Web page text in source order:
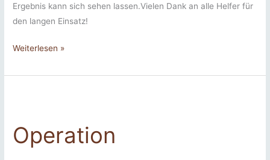
Ergebnis kann sich sehen lassen.Vielen Dank an alle Helfer für
den langen Einsatz!
Erneuerung
Hüttenwand
Weiterlesen »
Operation